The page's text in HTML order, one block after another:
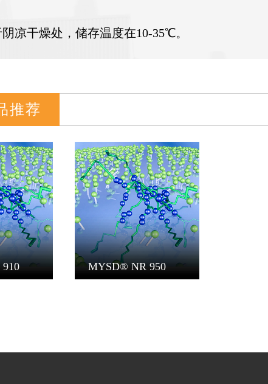
凉干燥处，储存温度在10-35℃。
推荐
MYSD® NR 950